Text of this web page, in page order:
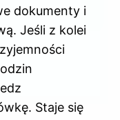
dokumenty i
Jeśli z kolei
Staje się